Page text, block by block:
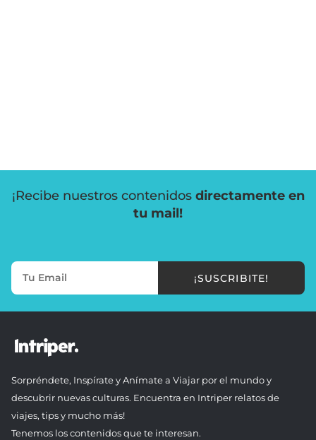
¡Recibe nuestros contenidos directamente en
tu mail!
¡SUSCRIBITE!
Sorpréndete, Inspírate y Anímate a Viajar por el mundo y
descubrir nuevas culturas. Encuentra en Intriper relatos de
viajes, tips y mucho más!
Tenemos los contenidos que te interesan.